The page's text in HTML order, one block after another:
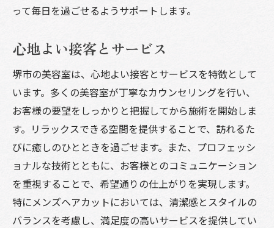
ビフォーアフターの実例紹介
スッキリ見せるスタイリングテクニック
堺市の人気美容室のこだわり
堺市のメンズ美容室で見つける自分だけのスタ
イル
個性を引き出すスタイル提案
オーダーメイドのカットサービス
流行を取り入れたカット技術
あなたに合ったスタイルの見つけ方
美容室でのカウンセリングの重要性
って毎日を過ごせるようサポートします。
心地よい接客とサービス
堺市の美容室は、心地よい接客とサービスを特徴として
います。多くの美容室が丁寧なカウンセリングを行い、
お客様の要望をしっかりと把握してから施術を開始しま
す。リラックスできる空間を提供することで、訪れるた
びに癒しのひとときを過ごせます。また、プロフェッシ
ョナルな技術とともに、お客様とのコミュニケーション
を重視することで、希望通りの仕上がりを実現します。
特にメンズヘアカットにおいては、清潔感とスタイルの
バランスを考慮し、満足度の高いサービスを提供してい